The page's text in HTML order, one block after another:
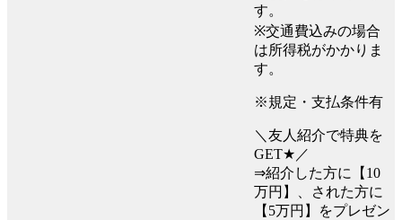
す。
※交通費込みの場合
は所得税がかかりま
す。
※規定・支払条件有
＼友人紹介で特典を
GET★／
⇒紹介した方に【10
万円】、された方に
【5万円】をプレゼン